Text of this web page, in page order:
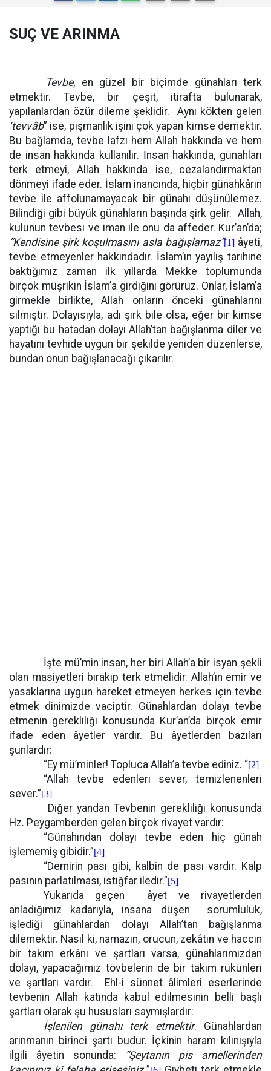
SUÇ VE ARINMA
Tevbe, en güzel bir biçimde günahları terk
etmektir. Tevbe, bir çeşit, itirafta bulunarak,
yapılanlardan özür dileme şeklidir.
Aynı kökten gelen
‘tevvâb” ise, pişmanlık işini çok yapan kimse demektir.
Bu bağlamda, tevbe lafzı hem Allah hakkında ve hem
de insan hakkında kullanılır. İnsan hakkında, günahları
terk etmeyi, Allah hakkında ise, cezalandırmaktan
dönmeyi ifade eder. İslam inancında, hiçbir günahkârın
tevbe ile affolunamayacak bir günahı düşünülemez.
Bilindiği gibi büyük günahların başında şirk gelir. Allah,
kulunun tevbesi ve iman ile onu da affeder. Kur’an’da;
“Kendisine şirk koşulmasını asla bağışlamaz”[1]âyeti,
tevbe etmeyenler hakkındadır. İslam’ın yayılış tarihine
baktığımız zaman ilk yıllarda Mekke toplumunda
birçok müşrikin İslam’a girdiğini görürüz. Onlar, İslam’a
girmekle birlikte, Allah onların önceki günahlarını
silmiştir. Dolayısıyla, adı şirk bile olsa, eğer bir kimse
yaptığı bu hatadan dolayı Allah’tan bağışlanma diler ve
hayatını tevhide uygun bir şekilde yeniden düzenlerse,
bundan onun bağışlanacağı çıkarılır.
İşte mü’min insan, her biri Allah’a bir isyan şekli
olan masiyetleri bırakıp terk etmelidir. Allah’ın emir ve
yasaklarına uygun hareket etmeyen herkes için tevbe
etmek dinimizde vaciptir. Günahlardan dolayı tevbe
etmenin gerekliliği konusunda Kur’an’da birçok emir
ifade eden âyetler vardır. Bu âyetlerden bazıları
şunlardır:
“Ey mü’minler! Topluca Allah’a tevbe ediniz. “[2]
“Allah tevbe edenleri sever, temizlenenleri
sever.”[3]
Diğer yandan Tevbenin gerekliliği konusunda
Hz. Peygamberden gelen birçok rivayet vardır:
“Günahından dolayı tevbe eden hiç günah
işlememiş gibidir.”[4]
“Demirin pası gibi, kalbin de pası vardır. Kalp
pasının parlatılması, istiğfar iledir.”[5]
Yukarıda geçen
âyet ve rivayetlerden
anladığımız kadarıyla, insana düşen
sorumluluk,
işlediği günahlardan dolayı Allah’tan bağışlanma
dilemektir. Nasıl ki, namazın, orucun, zekâtın ve haccın
bir takım erkânı ve şartları varsa, günahlarımızdan
dolayı, yapacağımız tövbelerin de bir takım rükünleri
ve şartları vardır.
Ehl-i sünnet âlimleri eserlerinde
tevbenin Allah katında kabul edilmesinin belli başlı
şartları olarak şu hususları saymışlardır:
İşlenilen günahı terk etmektir. Günahlardan
arınmanın birinci şartı budur. İçkinin haram kılınışıyla
ilgili âyetin sonunda:
“Şeytanın pis amellerinden